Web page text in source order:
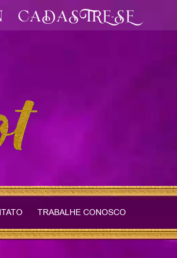
CADASTRE-SE
TRABALHE CONOSCO